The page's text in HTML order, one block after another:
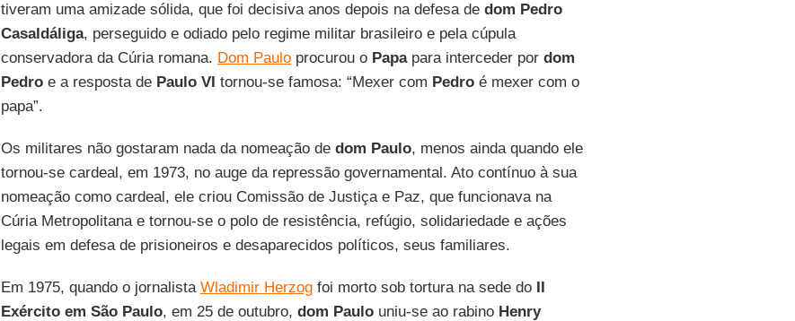
tiveram uma amizade sólida, que foi decisiva anos depois na defesa de dom Pedro
Casaldáliga, perseguido e odiado pelo regime militar brasileiro e pela cúpula
conservadora da Cúria romana. Dom Pauloprocurou o Papapara interceder por dom
Pedroe a resposta de Paulo VI tornou-se famosa: “Mexer com Pedroé mexer com o
papa”.
Os militares não gostaram nada da nomeação de dom Paulo, menos ainda quando ele
tornou-se cardeal, em 1973, no auge da repressão governamental. Ato contínuo à sua
nomeação como cardeal, ele criou Comissão de Justiça e Paz, que funcionava na
Cúria Metropolitana e tornou-se o polo de resistência, refúgio, solidariedade e ações
legais em defesa de prisioneiros e desaparecidos políticos, seus familiares.
Em 1975, quando o jornalista Wladimir Herzogfoi morto sob tortura na sede do II
Exército em São Paulo, em 25 de outubro, dom Paulouniu-se ao rabino Henry